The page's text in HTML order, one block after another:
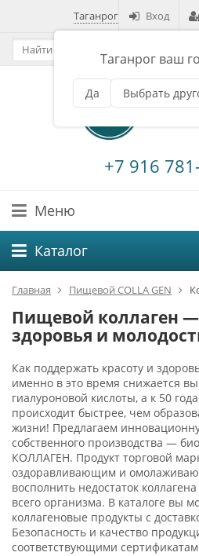
Таганрог
Таганрог ваш
Да Выбрать
Вход
+7 916
Меню
Каталог
Главная Пищевой COLLA GEN
Пищевой коллаген
здоровья и
Как поддержать красоту и
именно в это время снижается
гиалуроновой кислоты, а к 50
происходит быстрее, чем
жизни! Предлагаем
собственного производства —
КОЛЛАГЕН. Продукт торговой
оздоравливающим и
восполнить недостаток
всего организма. В каталоге вы
коллагеновые продукты с
Безопасность и качество
соответствующими